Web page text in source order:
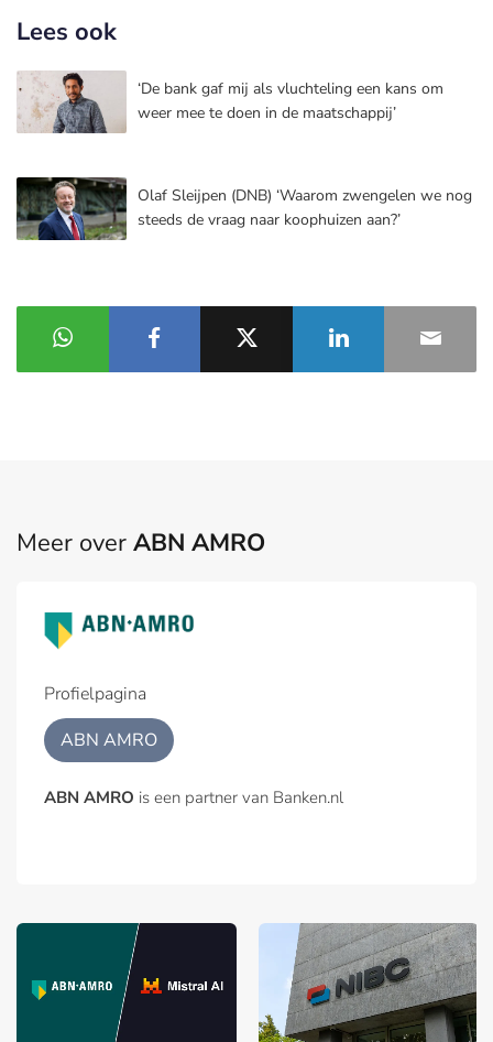
Lees ook
‘De bank gaf mij als vluchteling een kans om
weer mee te doen in de maatschappij’
Olaf Sleijpen (DNB) ‘Waarom zwengelen we nog
steeds de vraag naar koophuizen aan?’
Meer over ABN AMRO
Profielpagina
ABN AMRO
ABN AMRO is een partner van Banken.nl